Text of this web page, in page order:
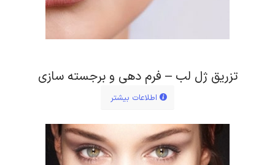
تزریق ژل لب – فرم دهی و برجسته سازی
اطلاعات بیشتر
لیفت صورت با نخ
مشاهده ویدئو